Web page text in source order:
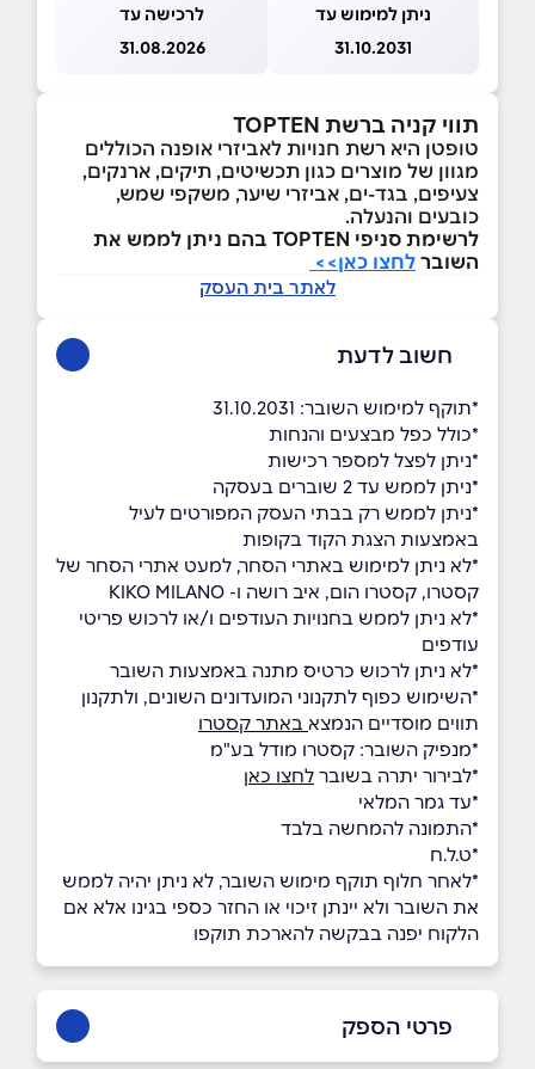
ניתן למימוש עד
31.10.2031
לרכישה עד
31.08.2026
תווי קניה ברשת TOPTEN
טופטן היא רשת חנויות לאביזרי אופנה הכוללים
מגוון של מוצרים כגון תכשיטים, תיקים, ארנקים,
צעיפים, בגד-ים, אביזרי שיער, משקפי שמש,
כובעים והנעלה.
לרשימת סניפי TOPTEN בהם ניתן לממש את
השובר לחצו כאן>>
לאתר בית העסק
חשוב לדעת
*תוקף למימוש השובר: 31.10.2031
*כולל כפל מבצעים והנחות
*ניתן לפצל למספר רכישות
*ניתן לממש עד 2 שוברים בעסקה
*ניתן לממש רק בבתי העסק המפורטים לעיל
באמצעות הצגת הקוד בקופות
*לא ניתן למימוש באתרי הסחר, למעט אתרי הסחר של
קסטרו, קסטרו הום, איב רושה ו- KIKO MILANO
*לא ניתן לממש בחנויות העודפים ו/או לרכוש פריטי
עודפים
*לא ניתן לרכוש כרטיס מתנה באמצעות השובר
*השימוש כפוף לתקנוני המועדונים השונים, ולתקנון
תווים מוסדיים הנמצא באתר קסטרו
*מנפיק השובר: קסטרו מודל בע"מ
*לבירור יתרה בשובר לחצו כאן
*עד גמר המלאי
*התמונה להמחשה בלבד
*ט.ל.ח
*לאחר חלוף תוקף מימוש השובר, לא ניתן יהיה לממש
את השובר ולא יינתן זיכוי או החזר כספי בגינו אלא אם
הלקוח יפנה בבקשה להארכת תוקפו
פרטי הספק